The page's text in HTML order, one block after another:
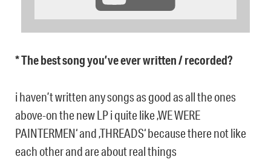
* The best song you’ve ever written / recorded?
i haven’t written any songs as good as all the ones
above-on the new LP i quite like ‚WE WERE
PAINTERMEN‘ and ‚THREADS‘ because there not like
each other and are about real things